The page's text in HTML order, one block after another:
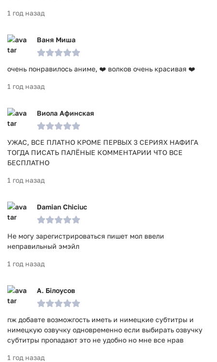
1 год назад
Ваня Миша
очень понравилось аниме, ❤️ волков очень красивая ❤️
1 год назад
Виола Афинская
УЖАС, ВСЕ ПЛАТНО КРОМЕ ПЕРВЫХ 3 СЕРИЯХ НАФИГА
ТОГДА ПИСАТЬ ПАЛЁНЫЕ КОММЕНТАРИИ ЧТО ВСЕ
БЕСПЛАТНО
1 год назад
Damian Chiciuc
Не могу зарегистрироваться пишет мол ввели
неправильный эмэйл
1 год назад
А. Білоусов
пж добавте возможгость иметь и нимецкие субтитры и
нимецкую озвучку одновременно если выбирать озвучку
субтитры пропадают это не удобно но мне все нрав
1 год назад